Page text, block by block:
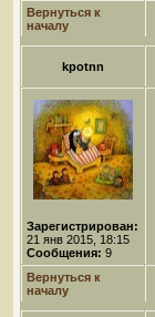
Вернуться к
началу
kpotnn
Зарегистрирован:
21 янв 2015, 18:15
Сообщения: 9
Вернуться к
началу